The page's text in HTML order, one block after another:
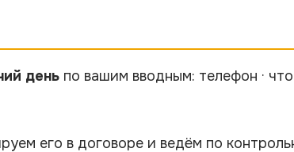
день по вашим вводным: телефон ·
его в договоре и ведём по